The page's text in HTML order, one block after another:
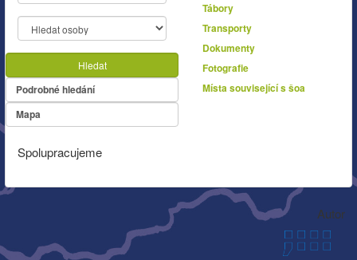
Hledat
Podrobné hledání
Mapa
Tábory
Transporty
Dokumenty
Fotografie
Místa související s šoa
Spolupracujeme
Autor